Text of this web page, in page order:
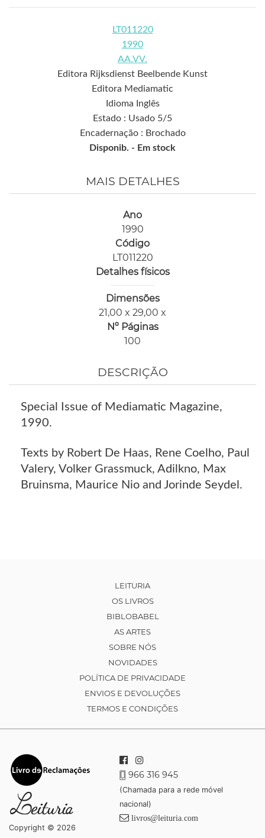
LT011220
1990
AA.VV.
Editora Rijksdienst Beelbende Kunst
Editora Mediamatic
Idioma Inglês
Estado : Usado 5/5
Encadernação : Brochado
Disponib. - Em stock
MAIS DETALHES
Ano
1990
Código
LT011220
Detalhes físicos
Dimensões
21,00 x 29,00 x
Nº Páginas
100
DESCRIÇÃO
Special Issue of Mediamatic Magazine,
1990.
Texts by Robert De Haas, Rene Coelho, Paul
Valery, Volker Grassmuck, Adilkno, Max
Bruinsma, Maurice Nio and Jorinde Seydel.
LEITURIA
OS LIVROS
BIBLOBABEL
AS ARTES
SOBRE NÓS
NOVIDADES
POLÍTICA DE PRIVACIDADE
ENVIOS E DEVOLUÇÕES
TERMOS E CONDIÇÕES
Copyright © 2026
966 316 945
(Chamada para a rede móvel
nacional)
livros@leituria.com